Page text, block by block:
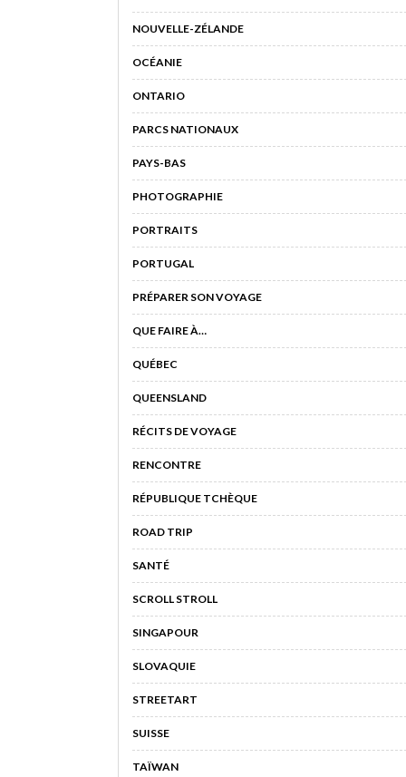
NOUVELLE-ZÉLANDE
OCÉANIE
ONTARIO
PARCS NATIONAUX
PAYS-BAS
PHOTOGRAPHIE
PORTRAITS
PORTUGAL
PRÉPARER SON VOYAGE
QUE FAIRE À…
QUÉBEC
QUEENSLAND
RÉCITS DE VOYAGE
RENCONTRE
RÉPUBLIQUE TCHÈQUE
ROAD TRIP
SANTÉ
SCROLL STROLL
SINGAPOUR
SLOVAQUIE
STREETART
SUISSE
TAÏWAN